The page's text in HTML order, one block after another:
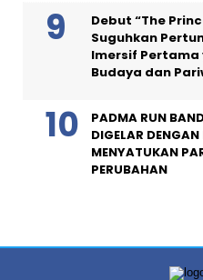
Debut “The
Suguhkan
Imersif Pertama
Budaya dan
PADMA RUN
DIGELAR
MENYATUKAN
PERUBAHAN